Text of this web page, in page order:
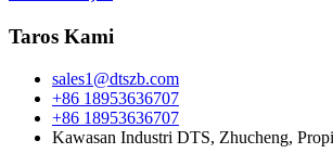
Taros Kami
sales1@dtszb.com
+86 18953636707
+86 18953636707
Kawasan Industri DTS, Zhucheng,